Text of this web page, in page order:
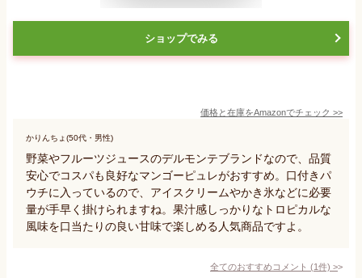
ショップでみる
価格と在庫をAmazonでチェック >>
かりんちょ(50代・男性)
野菜やフルーツジュースのデルモンテブランドなので、品質
安心でコスパも良好なマンゴーピュレがおすすめ。口付きパ
ウチに入っているので、アイスクリームやかき氷などに必要
量が手早く掛けられますね。果汁感しっかりなトロピカルな
風味を口当たりの良い甘味で楽しめる人気商品ですよ。
全てのおすすめコメント (1件) >